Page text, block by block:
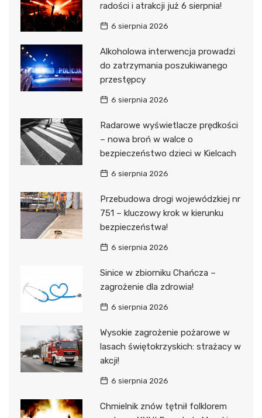
radości i atrakcji już 6 sierpnia!
6 sierpnia 2026
Alkoholowa interwencja prowadzi
do zatrzymania poszukiwanego
przestępcy
6 sierpnia 2026
Radarowe wyświetlacze prędkości
– nowa broń w walce o
bezpieczeństwo dzieci w Kielcach
6 sierpnia 2026
Przebudowa drogi wojewódzkiej nr
751 – kluczowy krok w kierunku
bezpieczeństwa!
6 sierpnia 2026
Sinice w zbiorniku Chańcza –
zagrożenie dla zdrowia!
6 sierpnia 2026
Wysokie zagrożenie pożarowe w
lasach świętokrzyskich: strażacy w
akcji!
6 sierpnia 2026
Chmielnik znów tętnił folklorem